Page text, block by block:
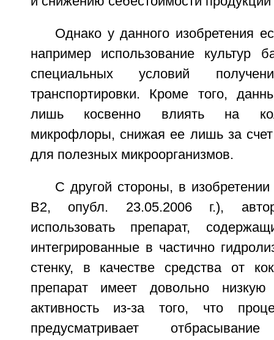
Однако у данного изобретения
например использование культур
специальных условий
транспортировки. Кроме того,
лишь косвенно влиять на
микрофлоры, снижая ее лишь за
для полезных микроорганизмов.
С другой стороны, в
В2, опубл. 23.05.2006 г.),
использовать препарат,
интегрированные в частично
стенку, в качестве средства от
препарат имеет довольно низкую
активность из-за того, что
предусматривает